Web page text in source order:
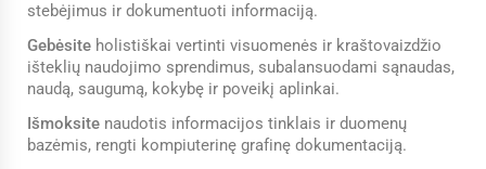
stebėjimus ir dokumentuoti informaciją.
Gebėsite holistiškai vertinti visuomenės ir kraštovaizdžio
išteklių naudojimo sprendimus, subalansuodami sąnaudas,
naudą, saugumą, kokybę ir poveikį aplinkai.
Išmoksite naudotis informacijos tinklais ir duomenų
bazėmis, rengti kompiuterinę grafinę dokumentaciją.